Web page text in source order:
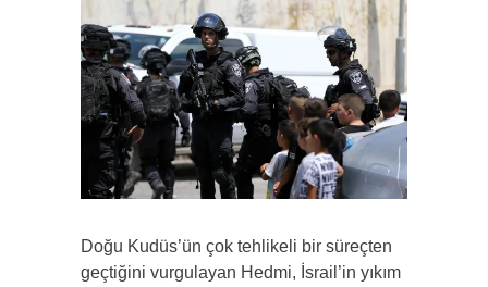
Doğu Kudüs’ün çok tehlikeli bir süreçten
geçtiğini vurgulayan Hedmi, İsrail’in yıkım